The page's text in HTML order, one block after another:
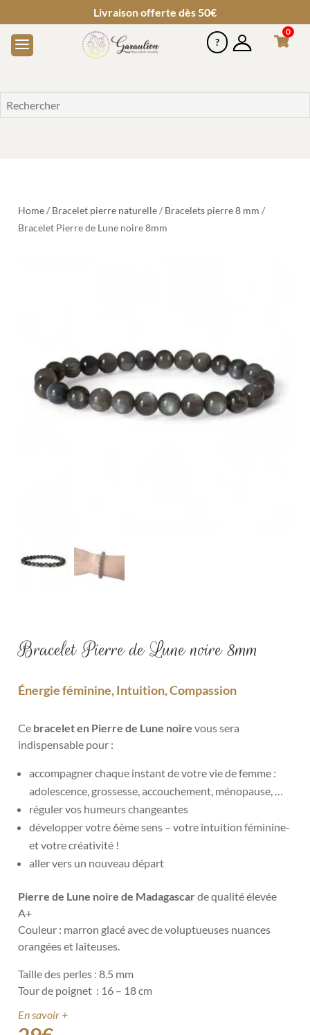
Livraison offerte dès 50€
0
Home/ Bracelet pierre naturelle/ Bracelets pierre 8 mm /
Bracelet Pierre de Lune noire 8mm
Bracelet Pierre de Lune noire 8mm
Énergie féminine, Intuition, Compassion
Ce bracelet en Pierre de Lune noire vous sera
indispensable pour :
accompagner chaque instant de votre vie de femme :
adolescence, grossesse, accouchement, ménopause, …
réguler vos humeurs changeantes
développer votre 6ème sens – votre intuition féminine-
et votre créativité !
aller vers un nouveau départ
Pierre de Lune noire de Madagascarde qualité élevée
A+
Couleur : marron glacé avec de voluptueuses nuances
orangées et laiteuses.
Taille des perles : 8.5 mm
Tour de poignet : 16 – 18 cm
En savoir +